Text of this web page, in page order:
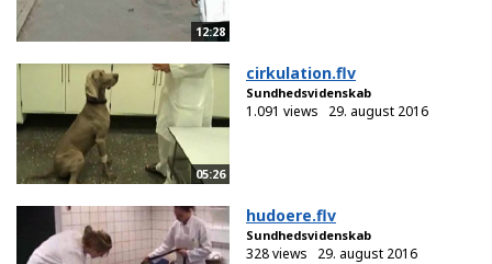
12:28
05:26
cirkulation.flv
Sundhedsvidenskab
1.091 views 29. august 2016
hudoere.flv
Sundhedsvidenskab
328 views 29. august 2016